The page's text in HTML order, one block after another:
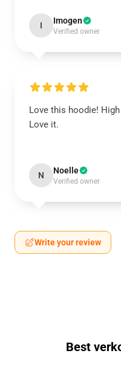
I Imogen
Verified owner
Love this hoodie!
Love it.
N Noelle
Verified owner
Write your review
Best